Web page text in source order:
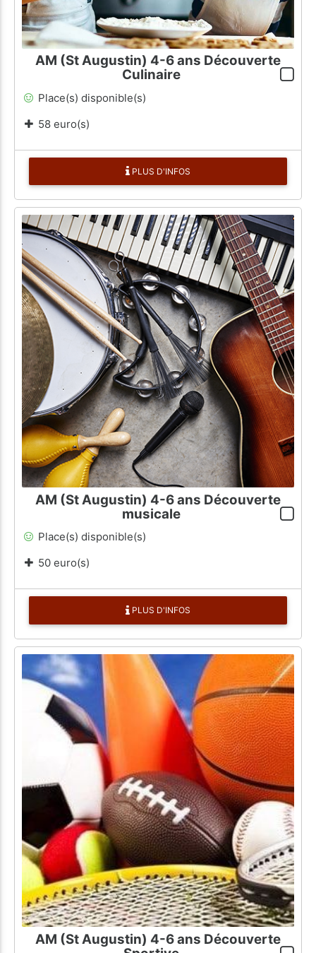
AM (St Augustin) 4-6 ans Découverte
Culinaire
Place(s) disponible(s)
58 euro(s)
PLUS D'INFOS
AM (St Augustin) 4-6 ans Découverte
musicale
Place(s) disponible(s)
50 euro(s)
PLUS D'INFOS
AM (St Augustin) 4-6 ans Découverte